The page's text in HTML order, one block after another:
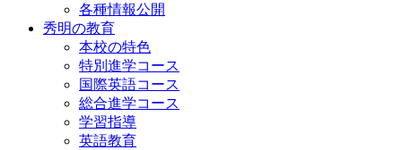
各種情報公開
秀明の教育
本校の特色
特別進学コース
国際英語コース
総合進学コース
学習指導
英語教育